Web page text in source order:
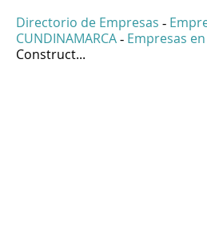
Directorio de Empresas -
CUNDINAMARCA - Empresas en
Construct...